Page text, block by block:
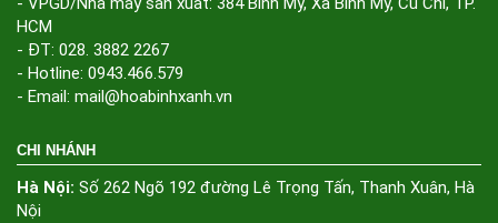
HCM
- ĐT: 028. 3882 2267
- Hotline: 0943.466.579
- Email: mail@hoabinhxanh.vn
CHI NHÁNH
Hà Nội: Số 262 Ngõ 192 đường Lê Trọng Tấn, Thanh Xuân, Hà
Nội